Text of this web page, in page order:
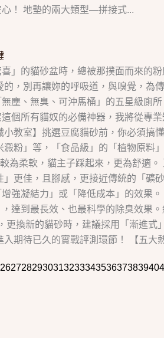
！ 地墊的兩大類型—拼接式...
」的貓砂盆時，總被那撲面而來的
，別再讓妳的呼吸道，與嗅覺，
塵、無臭、可沖馬桶」的五星級廁
個所有貓奴的必備神器，我將從專
教室】挑選豆腐貓砂前，你必須搞
粉」等，「食品級」的「植物原料
為柔軟，貓主子踩起來，更為舒適
更佳，且腳感，更接近傳統的「礦
強凝結力」或「降低成本」的效果
達到最長效、也最科學的除臭效果
換新的貓砂時，建議採用「漸進
期待已久的實戰評測環節！ 【五大
262728293031323334353637383940